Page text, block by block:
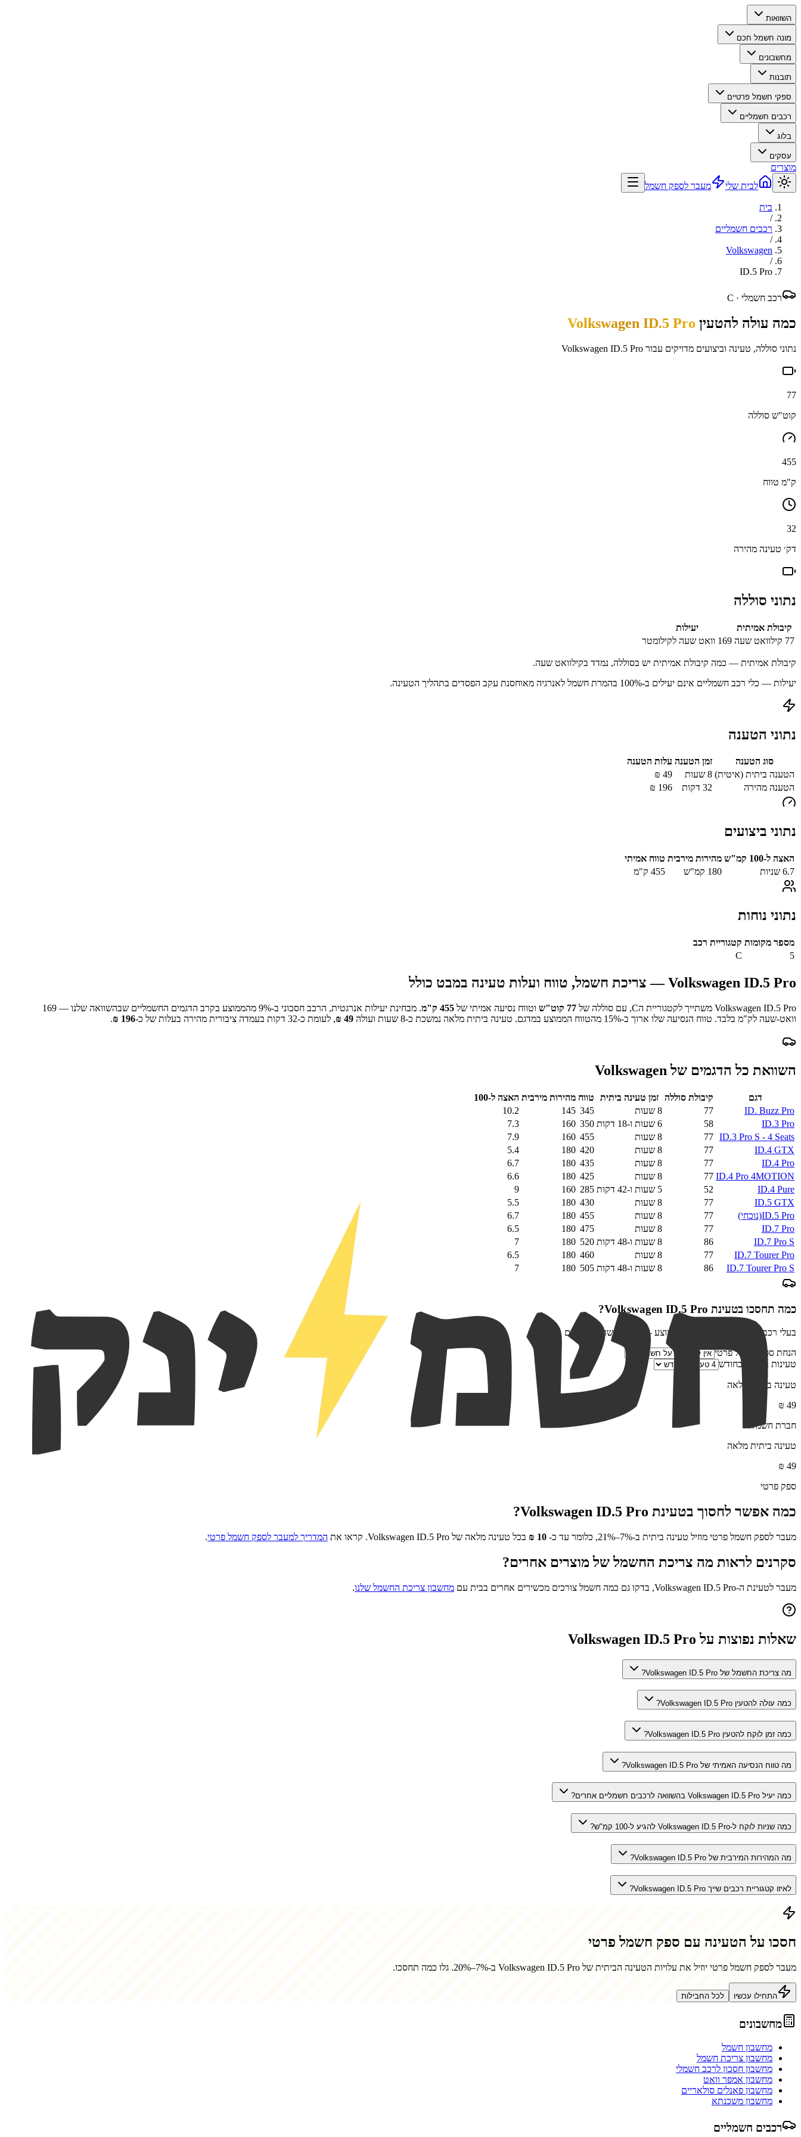
השוואות
מונה חשמל חכם
מחשבונים
תובנות
ספקי חשמל פרטיים
רכבים חשמליים
בלוג
עסקים
מוצרים
לבית שלי
מעבר לספק חשמל
בית
/
רכבים חשמליים
/
Volkswagen
/
ID.5 Pro
רכב חשמלי · C
כמה עולה להטעין Volkswagen ID.5 Pro
נתוני סוללה, טעינה וביצועים מדויקים עבור Volkswagen ID.5 Pro
77
קוט"ש סוללה
455
ק"מ טווח
32
דק׳ טעינה מהירה
נתוני סוללה
קיבולת אמיתית
יעילות
77 קילוואט שעה 169 וואט שעה לקילומטר
קיבולת אמיתית — כמה קיבולת אמיתית יש בסוללה, נמדד בקילוואט שעה.
יעילות — כלי רכב חשמליים אינם יעילים ב-100% בהמרת חשמל לאנרגיה מאוחסנת עקב הפסדים בתהליך הטעינה.
נתוני הטענה
סוג הטענה זמן הטענה עלות הטענה
הטענה ביתית (איטית) 8 שעות 49
₪
הטענה מהירה
32 דקות 196
₪
נתוני ביצועים
האצה ל-100 קמ"ש מהירות מירבית טווח אמיתי
6.7 שניות 180 קמ"ש 455 ק"מ
נתוני נוחות
מספר מקומות קטגוריית רכב
5
C
Volkswagen ID.5 Pro— צריכת חשמל, טווח ועלות טעינה במבט כולל
Volkswagen ID.5 Pro משתייך לקטגוריית הC, עם סוללה של 77 קוט"ש וטווח נסיעה אמיתי של 455 ק"מ. מבחינת יעילות אנרגטית, הרכב חסכוני ב- 9% מהממוצע בקרב הדגמים החשמליים שבהשוואה שלנו —
169
וואט-שעה לק"מ בלבד. טווח הנסיעה שלו ארוך ב- 15% מהטווח הממוצע במדגם. טעינה ביתית מלאה נמשכת כ-8 שעות ועולה 49
₪, לעומת כ-32 דקות בעמדה ציבורית מהירה בעלות של כ-196
₪
.
השוואת כל הדגמים של Volkswagen
דגם קיבולת סוללה זמן טעינה ביתית טווח מהירות מירבית האצה ל-100
ID. Buzz Pro
77 8 שעות 345
145
10.2
ID.3 Pro
58 6 שעות ו-18 דקות 350
160
7.3
ID.3 Pro S - 4 Seats
77 8 שעות 455
160
7.9
ID.4 GTX
77 8 שעות 420
180
5.4
ID.4 Pro
77 8 שעות 435
180
6.7
ID.4 Pro 4MOTION
77 8 שעות 425
180
6.6
ID.4 Pure
52 5 שעות ו-42 דקות 285
160
9
ID.5 GTX
77 8 שעות 430
180
5.5
ID.5 Pro(נוכחי) 77 8 שעות 455
180
6.7
ID.7 Pro
77 8 שעות 475
180
6.5
ID.7 Pro S
86 8 שעות ו-48 דקות 520
180
7
ID.7 Tourer Pro
77 8 שעות 460
180
6.5
ID.7 Tourer Pro S
86 8 שעות ו-48 דקות 505
180
7
כמה תחסכו בטעינת Volkswagen ID.5 Pro
?
בעלי רכב חשמלי צורכים כפול מהממוצע — ההנחה שווה פי שניים
הנחת ספק חשמל פרטי
טעינות ביתיות בחודש
טעינה ביתית מלאה
49
₪
חברת חשמל
טעינה ביתית מלאה
49
₪
ספק פרטי
כמה אפשר לחסוך בטעינת Volkswagen ID.5 Pro
?
מעבר לספק חשמל פרטי מוזיל טעינה ביתית ב-7%–21%, כלומר עד כ- 10
₪ בכל טעינה מלאה של Volkswagen ID.5 Pro. קראו את המדריך למעבר לספק חשמל פרטי.
סקרנים לראות מה צריכת החשמל של מוצרים אחרים?
מעבר לטעינת ה-Volkswagen ID.5 Pro, בדקו גם כמה חשמל צורכים מכשירים אחרים בבית עם מחשבון צריכת החשמל שלנו.
שאלות נפוצות על Volkswagen ID.5 Pro
מה צריכת החשמל של Volkswagen ID.5 Pro?
כמה עולה להטעין Volkswagen ID.5 Pro?
כמה זמן לוקח להטעין Volkswagen ID.5 Pro?
מה טווח הנסיעה האמיתי של Volkswagen ID.5 Pro?
כמה יעיל Volkswagen ID.5 Pro בהשוואה לרכבים חשמליים אחרים?
כמה שניות לוקח ל-Volkswagen ID.5 Pro להגיע ל-100 קמ"ש?
מה המהירות המירבית של Volkswagen ID.5 Pro?
לאיזו קטגוריית רכבים שייך Volkswagen ID.5 Pro?
חסכו על הטעינה עם ספק חשמל פרטי
מעבר לספק חשמל פרטי יוזיל את עלויות הטעינה הביתית של Volkswagen ID.5 Pro ב-7%–20%. גלו כמה תחסכו.
התחילו עכשיו לכל החבילות
מחשבונים
מחשבון חשמל
מחשבון צריכת חשמל
מחשבון חסכון לרכב חשמלי
מחשבון אמפר וואט
מחשבון פאנלים סולאריים
מחשבון משכנתא
רכבים חשמליים